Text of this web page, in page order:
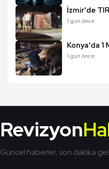
İzmir'de
1 gün önce
Konya'da 1
1 gün önce
Revizyon
Güncel haberler, son dakika